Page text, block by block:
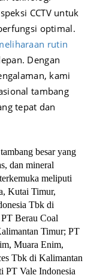
CCTV untuk
optimal.
rutin
Dengan
kami
tambang
tepat dan
besar yang
dan mineral
meliputi
Kutai Timur,
Tbk di
Berau Coal
Timur; PT
Muara Enim,
Tbk di Kalimantan
PT Vale Indonesia